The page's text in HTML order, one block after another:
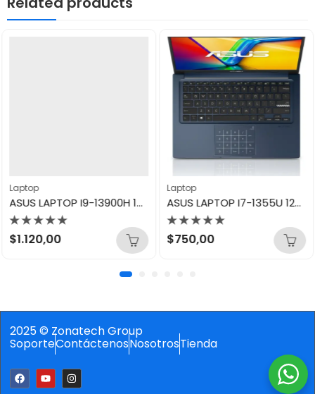
Laptop
ASUS LAPTOP I9-13900H 16GB/1TB VIVOBOOK F1605VA-WS96
Valorado
con
$1.120,00
Laptop
ASUS LAPTOP I7-1355U 12GB/512GB VIVOBOOK 14 X1404
Valorado
con
$750,00
2025 © Zonatech Group
SoporteContáctenosNosotrosTienda